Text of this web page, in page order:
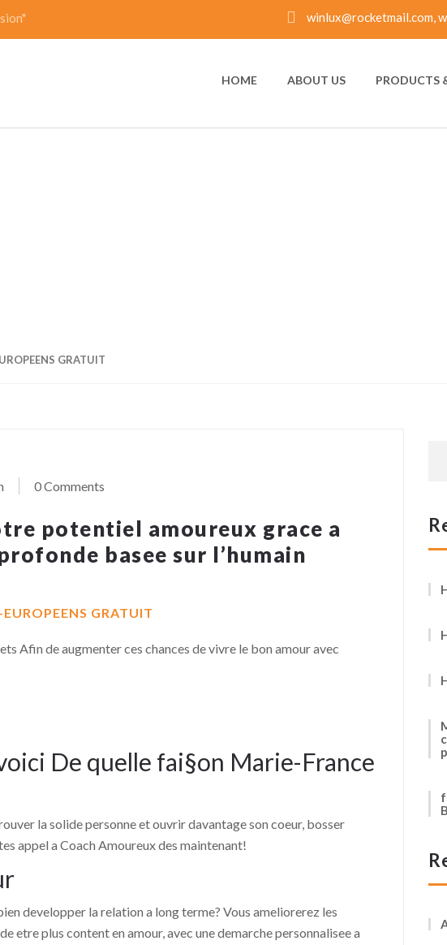
winlux@rocketmail.com,
HOME ABOUT US PRODUCTS
GRATUIT
0 Comments
potentiel amoureux grace a
basee sur l’humain
GRATUIT
Afin de augmenter ces chances de vivre le bon amour avec
De quelle fai§on Marie-France
la solide personne et ouvrir davantage son coeur, bosser
appel a Coach Amoureux des maintenant!
developper la relation a long terme? Vous ameliorerez les
etre plus content en amour, avec une demarche personnalisee a